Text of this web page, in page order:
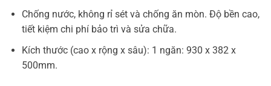
Chống nước, không rỉ sét và chống ăn mòn. Độ bền cao,
tiết kiệm chi phí bảo trì và sửa chữa.
Kích thước (cao x rộng x sâu): 1 ngăn: 930 x 382 x
500mm.